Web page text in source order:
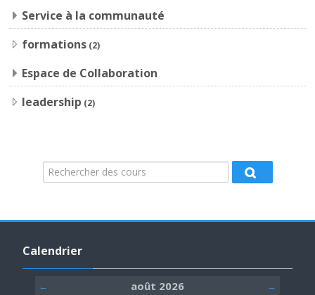
Service à la communauté
formations (2)
Espace de Collaboration
leadership (2)
Rechercher des cours
Rechercher
Calendrier
← août 2026
→